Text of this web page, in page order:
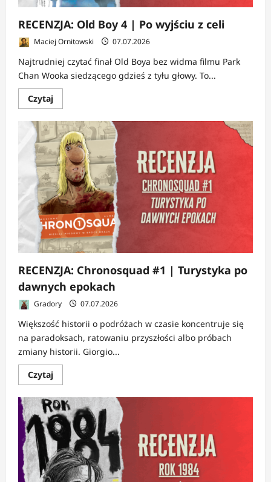
RECENZJA: Old Boy 4 | Po wyjściu z celi
Maciej Ornitowski 07.07.2026
Najtrudniej czytać finał Old Boya bez widma filmu Park
Chan Wooka siedzącego gdzieś z tyłu głowy. To...
CzytajDowiedz
się
o
RECENZJA:
Old
Boy
4
|
Po
wyjściu
z
celi
RECENZJA: Chronosquad #1 | Turystyka po
dawnych epokach
Gradory 07.07.2026
Większość historii o podróżach w czasie koncentruje się
na paradoksach, ratowaniu przyszłości albo próbach
zmiany historii. Giorgio...
CzytajDowiedz
się
o
RECENZJA:
Chronosquad
#1
|
Turystyka
po
dawnych
epokach